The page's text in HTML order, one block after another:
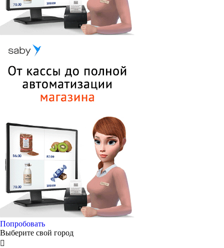
Попробовать
Выберите свой город
